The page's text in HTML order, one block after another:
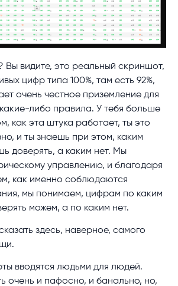
Вы видите, это реальный скриншот,
цифр типа 100%, там есть 92%,
очень честное приземление для
какие-либо правила. У тебя больше
как эта штука работает, ты это
и ты знаешь при этом, каким
доверять, а каким нет. Мы
управлению, и благодаря
как именно соблюдаются
мы понимаем, цифрам по каким
можем, а по каким нет.
здесь, наверное, самого
вводятся людьми для людей.
очень и пафосно, и банально, но,